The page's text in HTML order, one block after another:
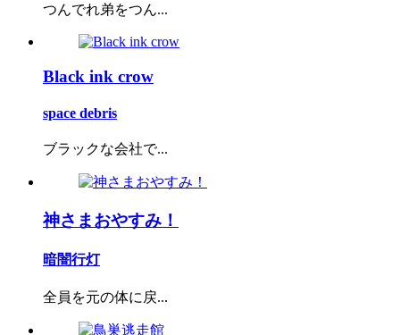
つんでれ弟をつん...
Black ink crow
space debris
ブラックな会社で...
神さまおやすみ！
暗闇行灯
全員を元の体に戻...